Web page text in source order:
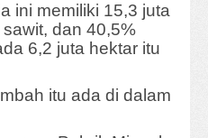
ini memiliki 15,3 juta
dan 40,5%
6,2 juta hektar itu
itu ada di dalam